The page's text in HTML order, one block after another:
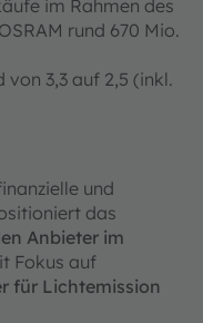
im Rahmen des
rund 670 Mio.
von 3,3 auf 2,5 (inkl.
und
das
Anbieter im
Fokus auf
für Lichtemission